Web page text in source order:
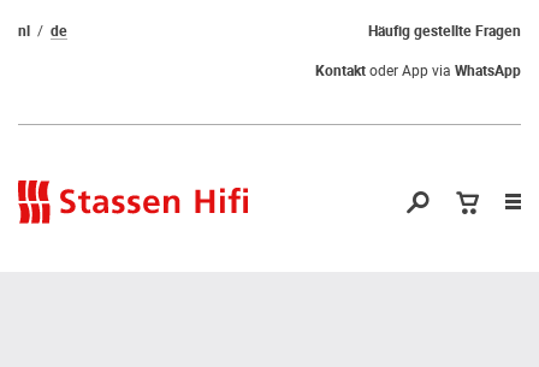
Häufig gestellte Fragen
nl
de
Kontaktoder App via WhatsApp